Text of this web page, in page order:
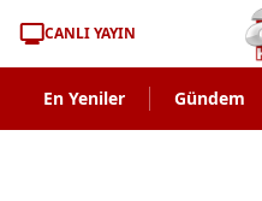
CANLI YAYIN
En Yeniler Gündem